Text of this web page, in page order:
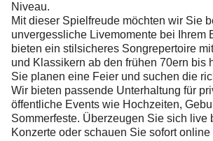
Niveau.
Mit dieser Spielfreude möchten wir Sie
unvergessliche Livemomente bei Ihrem
bieten ein stilsicheres Songrepertoire
und Klassikern ab den frühen 70ern bis
Sie planen eine Feier und suchen die
Wir bieten passende Unterhaltung für
öffentliche Events wie Hochzeiten,
Sommerfeste. Überzeugen Sie sich live
Konzerte oder schauen Sie sofort